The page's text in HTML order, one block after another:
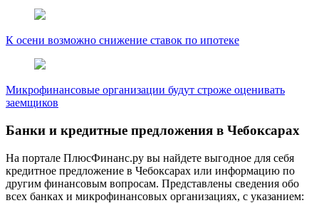
К осени возможно снижение ставок по ипотеке
Микрофинансовые организации будут строже оценивать
заемщиков
Банки и кредитные предложения в Чебоксарах
На портале ПлюсФинанс.ру вы найдете выгодное для себя
кредитное предложение в Чебоксарах или информацию по
другим финансовым вопросам. Представлены сведения обо
всех банках и микрофинансовых организациях, с указанием: